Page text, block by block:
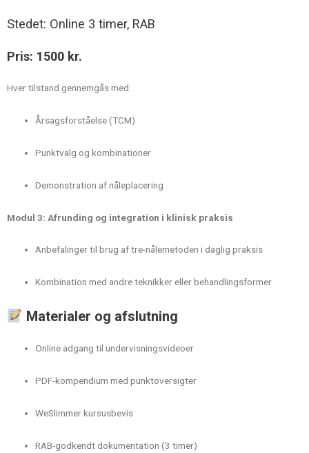
Stedet: Online 3 timer, RAB
Pris: 1500 kr.
Hver tilstand gennemgås med:
Årsagsforståelse (TCM)
Punktvalg og kombinationer
Demonstration af nåleplacering
Modul 3: Afrunding og integration i klinisk praksis
Anbefalinger til brug af tre-nålemetoden i daglig praksis
Kombination med andre teknikker eller behandlingsformer
Materialer og afslutning
Online adgang til undervisningsvideoer
PDF-kompendium med punktoversigter
WeSlimmer kursusbevis
RAB-godkendt dokumentation (3 timer)